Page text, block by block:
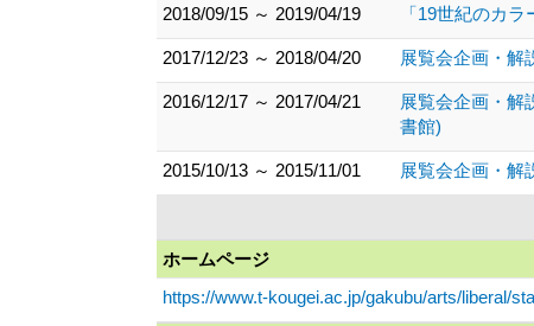
2018/09/15 ～ 2019/04/19 「19世紀のカ
2017/12/23 ～ 2018/04/20 展覧会企画・解
2016/12/17 ～ 2017/04/21
展覧会企画・
書館)
2015/10/13 ～ 2015/11/01 展覧会企画・解
ホームページ
https://www.t-kougei.ac.jp/gakubu/arts/liberal/